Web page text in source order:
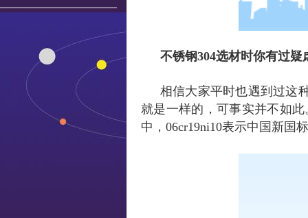
不锈钢304选材时你有过疑
相信大家平时也遇到过这
就是一样的，可事实并不如此
中，06cr19ni10表示中国新国